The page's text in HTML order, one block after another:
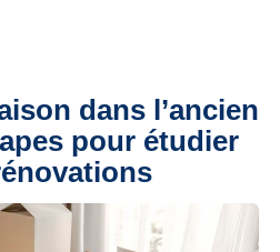
dans l’ancien
pour étudier